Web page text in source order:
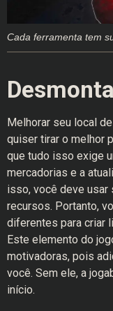
Cada ferramenta tem
Melhorar seu local
quiser tirar o melhor
que tudo isso exige
mercadorias e a
isso, você deve usar
recursos. Portanto,
diferentes para criar
Este elemento do
motivadoras, pois
você. Sem ele, a
início.